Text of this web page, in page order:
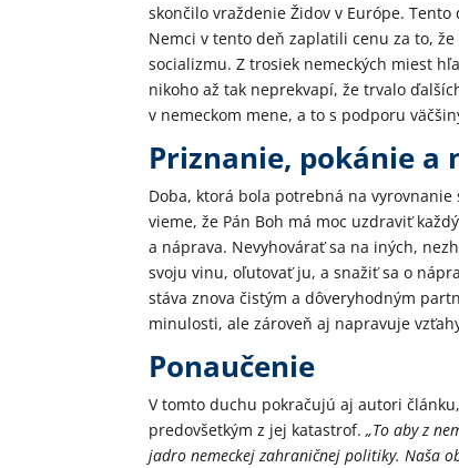
skončilo vraždenie Židov v Európe.
Nemci v tento deň zaplatili cenu za to,
socializmu. Z trosiek nemeckých miest
nikoho až tak neprekvapí, že trvalo
v nemeckom mene, a to s podporu
Priznanie, pokánie a
Doba, ktorá bola potrebná na
vieme, že Pán Boh má moc uzdraviť
a náprava. Nevyhovárať sa na iných,
svoju vinu, oľutovať ju, a snažiť sa o
stáva znova čistým a dôveryhodným
minulosti, ale zároveň aj napravuje
Ponaučenie
V tomto duchu pokračujú aj autori
predovšetkým z jej katastrof.„To aby z
jadro nemeckej zahraničnej politiky. Naša